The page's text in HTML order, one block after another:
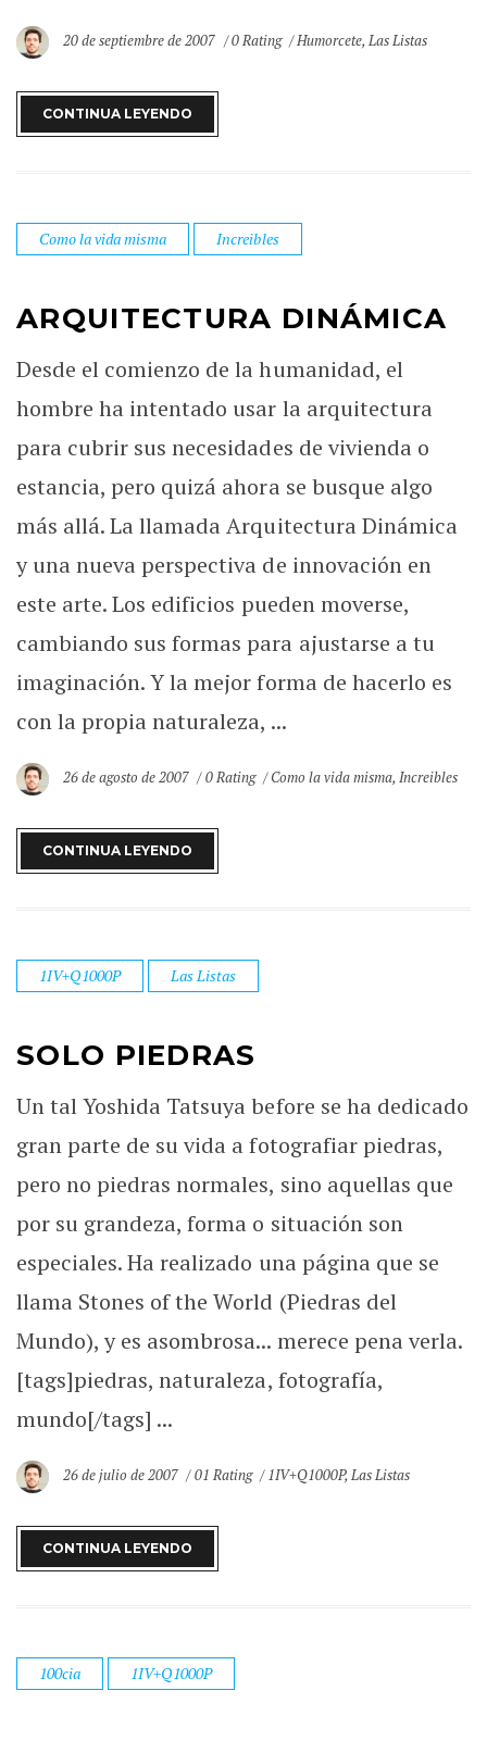
20 de septiembre de 2007 0 Rating Humorcete,Las Listas
CONTINUA LEYENDO
Como la vida misma Increibles
ARQUITECTURA DINÁMICA
Desde el comienzo de la humanidad, el
hombre ha intentado usar la arquitectura
para cubrir sus necesidades de vivienda o
estancia, pero quizá ahora se busque algo
más allá. La llamada Arquitectura Dinámica
y una nueva perspectiva de innovación en
este arte. Los edificios pueden moverse,
cambiando sus formas para ajustarse a tu
imaginación. Y la mejor forma de hacerlo es
con la propia naturaleza, ...
26 de agosto de 2007 0 Rating Como la vida misma,Increibles
CONTINUA LEYENDO
1IV+Q1000P Las Listas
SOLO PIEDRAS
Un tal Yoshida Tatsuya before se ha dedicado
gran parte de su vida a fotografiar piedras,
pero no piedras normales, sino aquellas que
por su grandeza, forma o situación son
especiales. Ha realizado una página que se
llama Stones of the World (Piedras del
Mundo), y es asombrosa... merece pena verla.
[tags]piedras, naturaleza, fotografía,
mundo[/tags] ...
26 de julio de 2007 01 Rating 1IV+Q1000P,Las Listas
CONTINUA LEYENDO
100cia 1IV+Q1000P